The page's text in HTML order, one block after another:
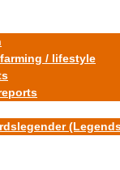
/ lifestyle